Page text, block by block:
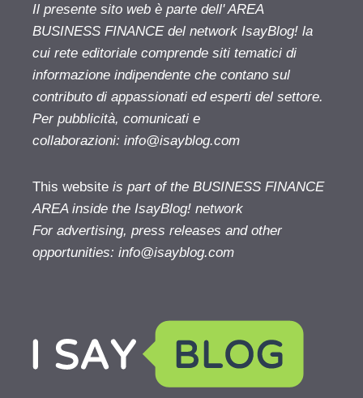
Il presente sito web è parte dell' AREA
BUSINESS FINANCE del network IsayBlog! la
cui rete editoriale comprende siti tematici di
informazione indipendente che contano sul
contributo di appassionati ed esperti del settore.
Per pubblicità, comunicati e
collaborazioni: info@isayblog.com
This website is part of the BUSINESS FINANCE
AREA inside the IsayBlog! network
For advertising, press releases and other
opportunities: info@isayblog.com